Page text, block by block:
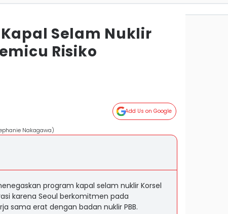
Selam Nuklir
Risiko
Add Us on Google
Nakagawa)
program kapal selam nuklir Korsel
karena Seoul berkomitmen pada
sama erat dengan badan nuklir PBB.